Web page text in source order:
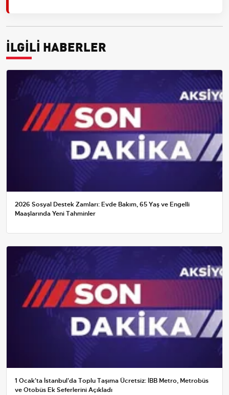
İLGİLİ HABERLER
2026 Sosyal Destek Zamları: Evde Bakım, 65 Yaş ve Engelli
Maaşlarında Yeni Tahminler
1 Ocak'ta İstanbul'da Toplu Taşıma Ücretsiz: İBB Metro, Metrobüs
ve Otobüs Ek Seferlerini Açıkladı